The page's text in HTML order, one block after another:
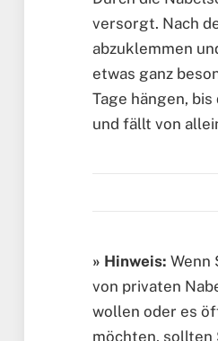
versorgt. Nach
abzuklemmen
etwas ganz
Tage hängen,
und fällt von
» Hinweis: Wenn
von privaten
wollen oder es
möchten, sollten